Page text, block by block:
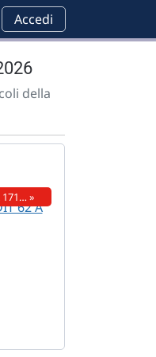
Accedi
della
171… »